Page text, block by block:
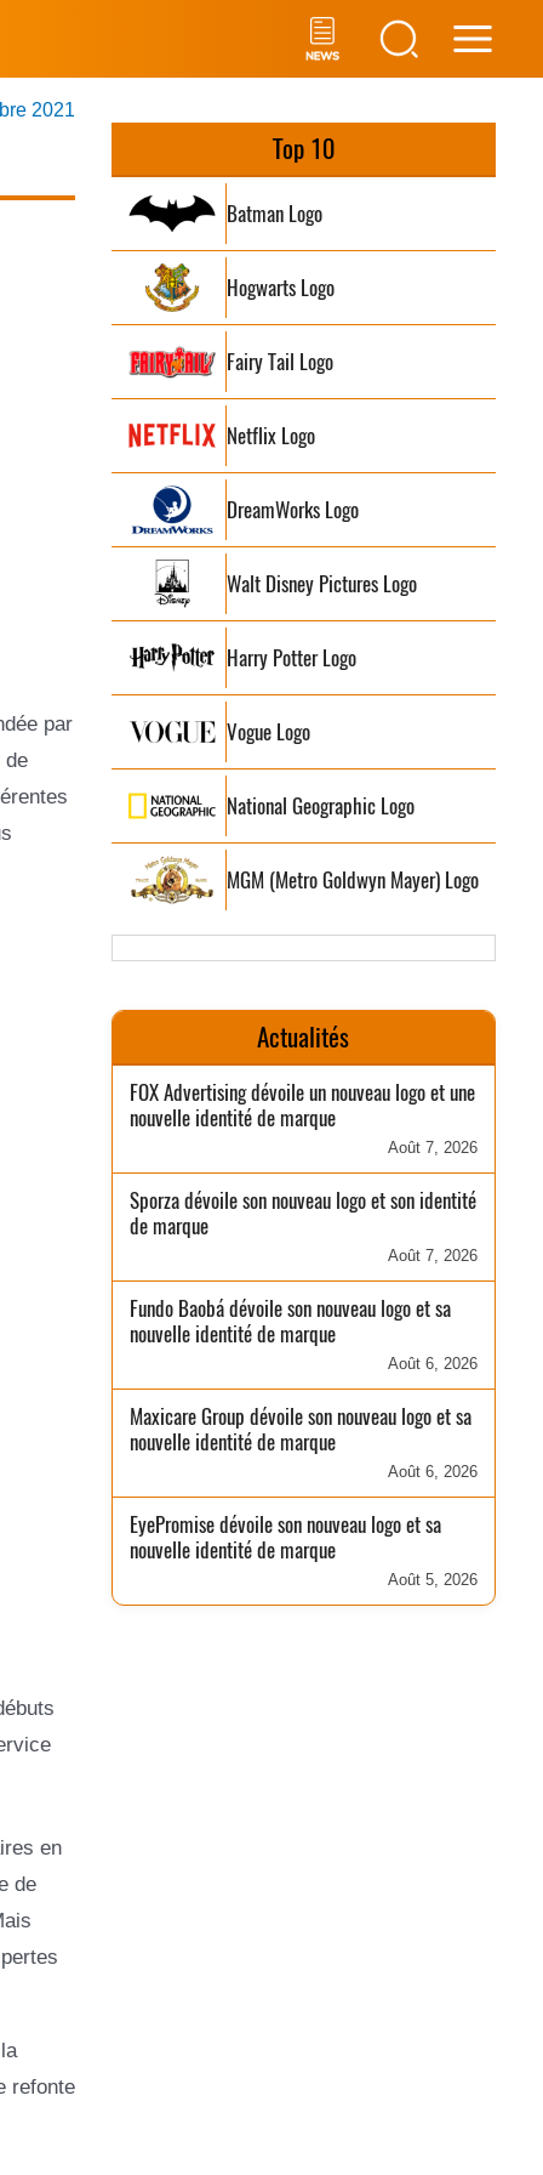
2021
par
de
en
de
refonte
Top 10
Batman Logo
Hogwarts Logo
Fairy Tail Logo
Netflix Logo
DreamWorks Logo
Walt Disney Pictures Logo
Harry Potter Logo
Vogue Logo
National Geographic Logo
MGM (Metro Goldwyn Mayer) Logo
Actualités
FOX Advertising dévoile un nouveau logo et une
nouvelle identité de marque
Août 7, 2026
Sporza dévoile son nouveau logo et son identité
de marque
Août 7, 2026
Fundo Baobá dévoile son nouveau logo et sa
nouvelle identité de marque
Août 6, 2026
Maxicare Group dévoile son nouveau logo et sa
nouvelle identité de marque
Août 6, 2026
EyePromise dévoile son nouveau logo et sa
nouvelle identité de marque
Août 5, 2026